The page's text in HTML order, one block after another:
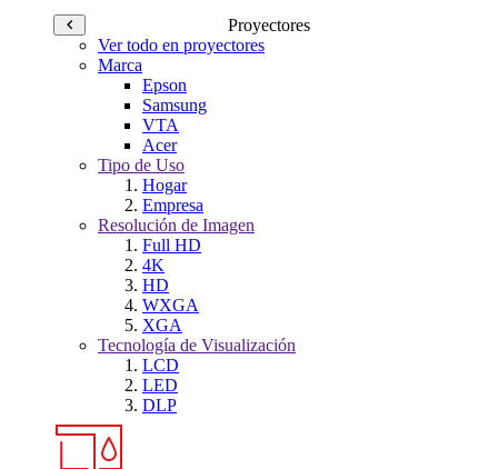
Proyectores
Ver todo en proyectores
Marca
Epson
Samsung
VTA
Acer
Tipo de Uso
Hogar
Empresa
Resolución de Imagen
Full HD
4K
HD
WXGA
XGA
Tecnología de Visualización
LCD
LED
DLP